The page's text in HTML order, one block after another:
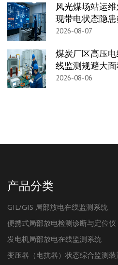
风光煤场站运
现带电状态隐
2026-08-07
煤炭厂区高压
线监测规避大
2026-08-06
产品分类
GIL/GIS 局部放电在线监测系统
便携式局部放电检测诊断与定位仪
发电机局部放电在线监测系统
变压器（电抗器）状态综合监测装